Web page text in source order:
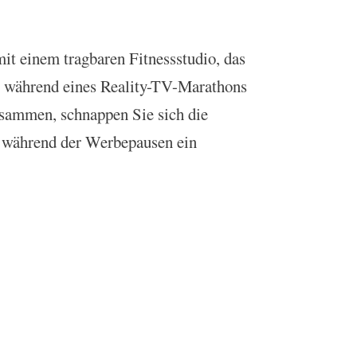
einem tragbaren Fitnessstudio, das
eines Reality-TV-Marathons
schnappen Sie sich die
der Werbepausen ein